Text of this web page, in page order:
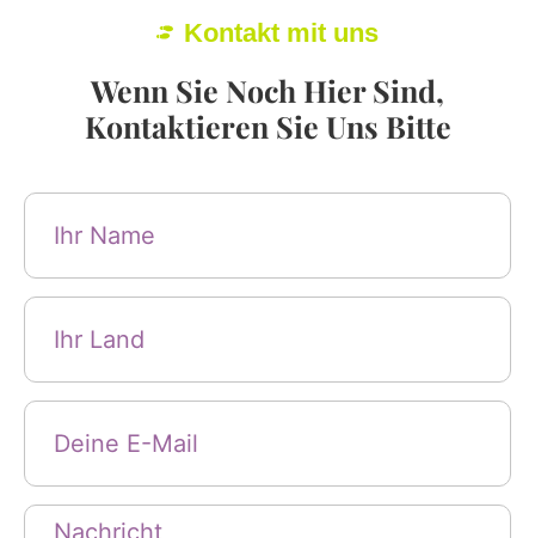
Kontakt mit uns
Wenn Sie Noch Hier Sind,
Kontaktieren Sie Uns Bitte